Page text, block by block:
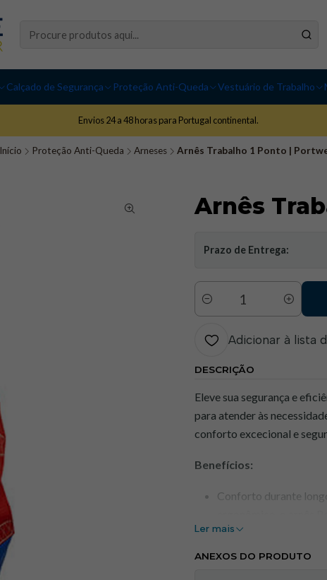
Calçado de Segurança Proteção Anti-Queda Vestuário de Trabalho
Envios 24 a 48 horas para Portugal continental.
Início Proteção Anti-Queda Arneses Arnês Trabalho 1 Ponto |
Arnês
Prazo de Entrega:
Quantidade
Adicionar à lista
DESCRIÇÃO
Eleve sua segurança e
para atender às
conforto excecional e
Benefícios:
Conforto durante
trabalho prolongadas.
Ajuste personalizado:
Ler mais
ANEXOS DO PRODUTO